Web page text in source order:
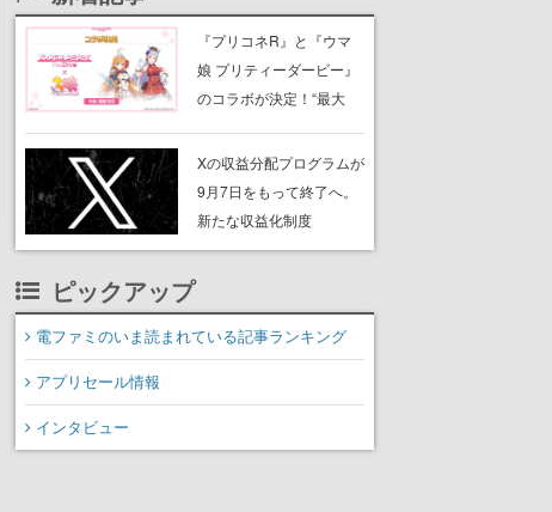
『プリコネR』と『ウマ
娘 プリティーダービー』
のコラボが決定！“最大
ンペーンなども発表
Xの収益分配プログラムが
9月7日をもって終了へ。
新たな収益化制度
「Original Content
ピックアップ
電ファミのいま読まれている記事ランキング
アプリセール情報
インタビュー